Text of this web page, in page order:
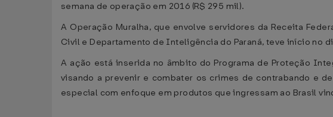
semana de operação em 2016 (R$ 295 mil).
A Operação Muralha, que envolve servidores da Receita
Civil e Departamento de Inteligência do Paraná, teve início no
A ação está inserida no âmbito do Programa de Proteção
visando a prevenir e combater os crimes de contrabando e
especial com enfoque em produtos que ingressam ao Brasil